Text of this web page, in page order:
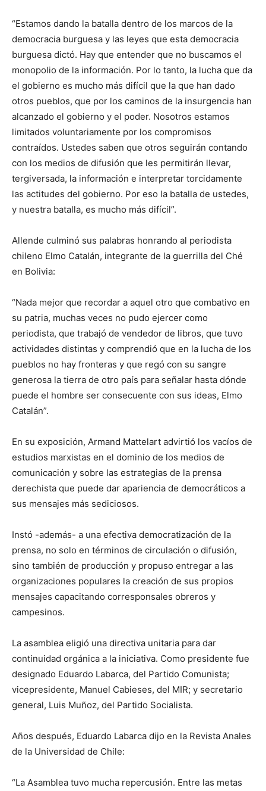
“Estamos dando la batalla dentro de los marcos de la
democracia burguesa y las leyes que esta democracia
burguesa dictó. Hay que entender que no buscamos el
monopolio de la información. Por lo tanto, la lucha que da
el gobierno es mucho más difícil que la que han dado
otros pueblos, que por los caminos de la insurgencia han
alcanzado el gobierno y el poder. Nosotros estamos
limitados voluntariamente por los compromisos
contraídos. Ustedes saben que otros seguirán contando
con los medios de difusión que les permitirán llevar,
tergiversada, la información e interpretar torcidamente
las actitudes del gobierno. Por eso la batalla de ustedes,
y nuestra batalla, es mucho más difícil”.
Allende culminó sus palabras honrando al periodista
chileno Elmo Catalán, integrante de la guerrilla del Ché
en Bolivia:
“Nada mejor que recordar a aquel otro que combativo en
su patria, muchas veces no pudo ejercer como
periodista, que trabajó de vendedor de libros, que tuvo
actividades distintas y comprendió que en la lucha de los
pueblos no hay fronteras y que regó con su sangre
generosa la tierra de otro país para señalar hasta dónde
puede el hombre ser consecuente con sus ideas, Elmo
Catalán”.
En su exposición, Armand Mattelart advirtió los vacíos de
estudios marxistas en el dominio de los medios de
comunicación y sobre las estrategias de la prensa
derechista que puede dar apariencia de democráticos a
sus mensajes más sediciosos.
Instó -además- a una efectiva democratización de la
prensa, no solo en términos de circulación o difusión,
sino también de producción y propuso entregar a las
organizaciones populares la creación de sus propios
mensajes capacitando corresponsales obreros y
campesinos.
La asamblea eligió una directiva unitaria para dar
continuidad orgánica a la iniciativa. Como presidente fue
designado Eduardo Labarca, del Partido Comunista;
vicepresidente, Manuel Cabieses, del MIR; y secretario
general, Luis Muñoz, del Partido Socialista.
Años después, Eduardo Labarca dijo en la Revista Anales
de la Universidad de Chile:
“La Asamblea tuvo mucha repercusión. Entre las metas